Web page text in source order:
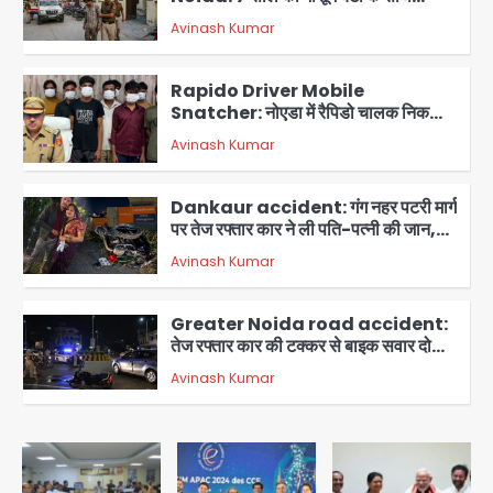
3
मोबाइल स्नैचर गैंग का मास्टरमाइंड, जीरा-बॉल
Avinash Kumar
4
Dankaur accident: गंग नहर पटरी मार्ग
पर तेज रफ्तार कार ने ली पति-पत्नी की जान,
गांव में मातम
Avinash Kumar
5
Greater Noida road accident:
तेज रफ्तार कार की टक्कर से बाइक सवार दो
युवकों की मौत, परिवारों में मातम
Avinash Kumar
1
Video call funeral: सोनीपत वृद्धाश्रम
में कपड़ा व्यापारी शिवचरण रामरत्न गुप्ता की मौत:
तीनों बेटियों ने वीडियो कॉल पर देखा अंतिम
Avinash Kumar
Minor daughter abuse case in
Noida: 7 साल की मासूम बेटी के साथ